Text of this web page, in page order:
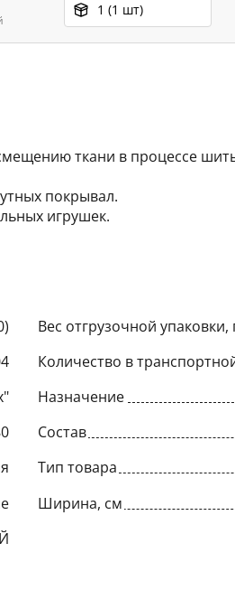
1 (1 шт)
ткани в процессе
покрывал.
игрушек.
Вес отгрузочной упаковки,
Количество в
Назначение
Состав
Тип товара
Ширина, см